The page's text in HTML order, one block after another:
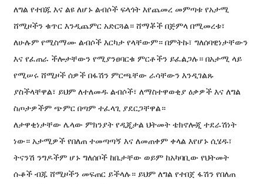
ለግል የተበጁ እና ልዩ ለሆኑ ልብሶች ፍላጎት እየጨመረ መምጣቱ የአታሚ
ሸሚዞችን ቁጥር እንዲጨምር አድርጓል። ሸማቾች በጅምላ በሚመረቱ፣
ለሁሉም የሚስማሙ ልብሶች እርካታ የላቸውም። በምትኩ፣ ግለሰባዊነታቸውን
እና የፈጠራ ችሎታቸውን የሚያንፀባርቁ ምርቶችን ይፈልጋሉ። በአታሚ ላይ
የሚሠሩ ሸሚዞች ሰዎች በፋሽን ምርጫቸው ራሳቸውን እንዲገልጹ
ያስችላቸዋል፣ ይህም ለተለመዱ ልብሶች፣ ለማስተዋወቂያ ዕቃዎች እና ለግል
ስጦታዎችም ጭምር በጣም ተፈላጊ ያደርጋቸዋል።
ለታዋቂነታቸው ሌላው ምክንያት የዲጂታል ህትመት ቴክኖሎጂ ተደራሽነት
ነው። አታሚዎች የበለጠ ተመጣጣኝ እና ለመጠቀም ቀላል እየሆኑ ሲሄዱ፣
ትናንሽ ንግዶችም ሆኑ ግለሰቦች ከቤታቸው ወይም ከአካባቢው የህትመት
ሱቆች ብጁ ሸሚዞችን መፍጠር ይችላሉ። ይህም ለግል የተበጀ ፋሽን የበለጠ